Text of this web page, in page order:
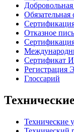
Отказное
Сертификат
Регистрация
Глоссарий
Технические